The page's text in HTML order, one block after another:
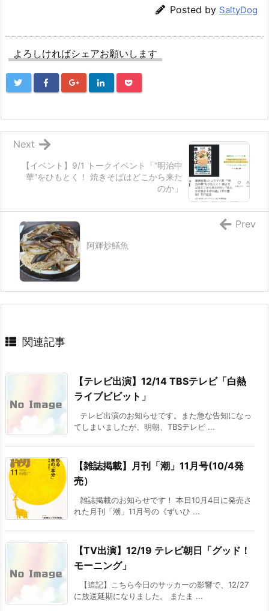
Posted by SaltyDog
よろしければシェアお願いします
【イベント】9/1 トークイベント「“明治中
華”をひもとく！ 焼きそばはどこから来た
のか」
Next
阿輝炒鱔魚
Prev
関連記事
【テレビ出演】12/14 TBSテレビ「白熱
ライブビビット」
テレビ出演のお知らせです。また急な告知になっ
てしまいましたが、明朝、TBSテレビ ...
【雑誌掲載】月刊「潮」11月号(10/4発
売）
雑誌掲載のお知らせです！ 本日10月4日に発売さ
れた月刊「潮」11月号の《ずいひ ...
【TV出演】12/19 テレビ朝日「グッド！
モーニング」
【追記】こちら今日のサッカーの影響で、12/27
に放送延期になりました。 またま ...